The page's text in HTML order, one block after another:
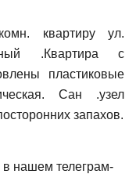
квартиру ул.
.Квартира с
пластиковые
Сан .узел
запахов.
в нашем телеграм-